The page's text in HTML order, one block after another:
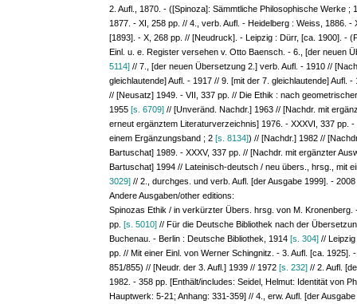
2. Aufl., 1870. - ([Spinoza]: Sämmtliche Philosophische Werke ;
1877. - XI, 258 pp. // 4., verb. Aufl. - Heidelberg : Weiss, 1886. -
[1893]. - X, 268 pp. // [Neudruck]. - Leipzig : Dürr, [ca. 1900]. -
Einl. u. e. Register versehen v. Otto Baensch. - 6., [der neuen
5114] // 7., [der neuen Übersetzung 2.] verb. Aufl. - 1910 //
gleichlautende] Aufl. - 1917 // 9. [mit der 7. gleichlautende] Aufl.
// [Neusatz] 1949. - VII, 337 pp. // Die Ethik : nach
1955[s. 6709] // [Unveränd. Nachdr.] 1963 // [Nachdr. mit
erneut ergänztem Literaturverzeichnis] 1976. - XXXVI, 337 pp.
einem Ergänzungsband ; 2[s. 8134]) // [Nachdr.] 1982 //
Bartuschat] 1989. - XXXV, 337 pp. // [Nachdr. mit ergänzter
Bartuschat] 1994 // Lateinisch-deutsch / neu übers., hrsg., mit
3029] // 2., durchges. und verb. Aufl. [der Ausgabe 1999]. - 2008
Andere Ausgaben/other editions:
Spinozas Ethik / in verkürzter Übers. hrsg. von M.
pp.[s. 5010] // Für die Deutsche Bibliothek nach der
Buchenau. - Berlin : Deutsche Bibliothek, 1914[s. 304] //
pp. // Mit einer Einl. von Werner Schingnitz. - 3. Aufl. [ca.
851/855) // [Neudr. der 3. Aufl.] 1939 // 1972[s. 232] // 2. Aufl.
1982. - 358 pp. [Enthält/includes: Seidel, Helmut: Identität von
Hauptwerk: 5-21; Anhang: 331-359] // 4., erw. Aufl. [der